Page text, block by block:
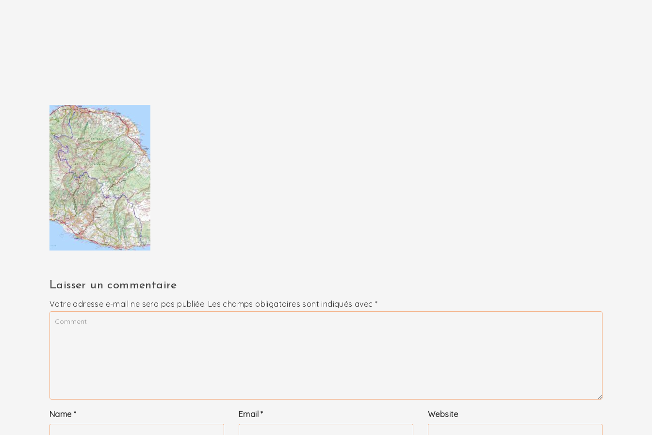
Laisser un commentaire
Votre adresse e-mail ne sera pas publiée. Les champs obligatoires sont indiqués avec*
Name * Email* Website